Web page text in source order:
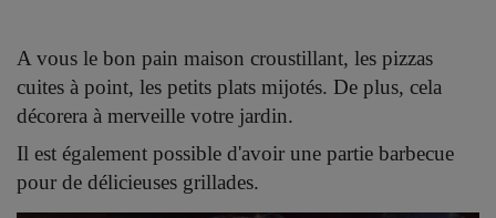
A vous le bon pain maison croustillant, les pizzas
cuites à point, les petits plats mijotés. De plus, cela
décorera à merveille votre jardin.
Il est également possible d'avoir une partie barbecue
pour de délicieuses grillades.